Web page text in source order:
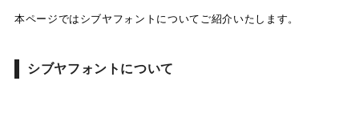
本ページではシブヤフォントについてご紹介いたします。
シブヤフォントについて